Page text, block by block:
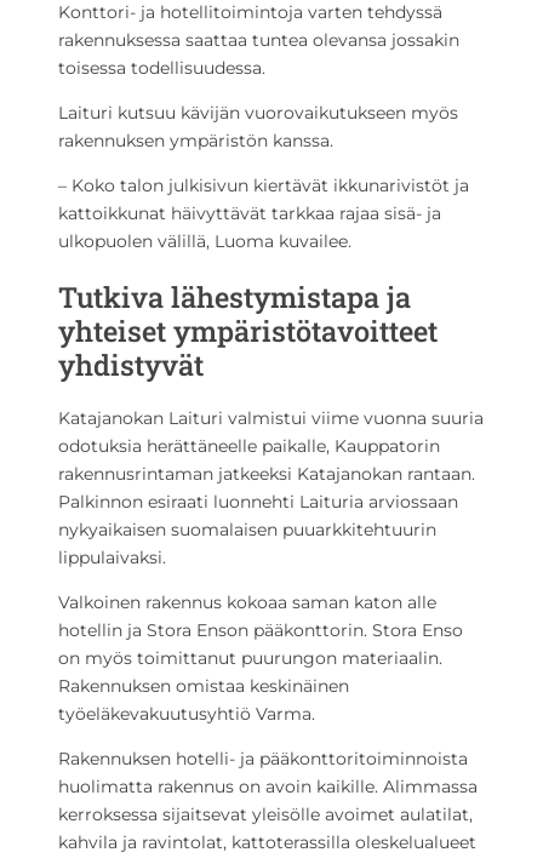
Konttori- ja hotellitoimintoja varten tehdyssä
rakennuksessa saattaa tuntea olevansa jossakin
toisessa todellisuudessa.
Laituri kutsuu kävijän vuorovaikutukseen myös
rakennuksen ympäristön kanssa.
– Koko talon julkisivun kiertävät ikkunarivistöt ja
kattoikkunat häivyttävät tarkkaa rajaa sisä- ja
ulkopuolen välillä, Luoma kuvailee.
Tutkiva lähestymistapa ja
yhteiset ympäristötavoitteet
yhdistyvät
Katajanokan Laituri valmistui viime vuonna suuria
odotuksia herättäneelle paikalle, Kauppatorin
rakennusrintaman jatkeeksi Katajanokan rantaan.
Palkinnon esiraati luonnehti Laituria arviossaan
nykyaikaisen suomalaisen puuarkkitehtuurin
lippulaivaksi.
Valkoinen rakennus kokoaa saman katon alle
hotellin ja Stora Enson pääkonttorin. Stora Enso
on myös toimittanut puurungon materiaalin.
Rakennuksen omistaa keskinäinen
työeläkevakuutusyhtiö Varma.
Rakennuksen hotelli- ja pääkonttoritoiminnoista
huolimatta rakennus on avoin kaikille. Alimmassa
kerroksessa sijaitsevat yleisölle avoimet aulatilat,
kahvila ja ravintolat, kattoterassilla oleskelualueet